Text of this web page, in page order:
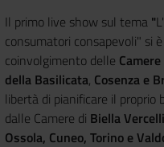
Il primo live show sul tema "
consumatori consapevoli" si
coinvolgimento delle
della Basilicata, Cosenza e
libertà di pianificare il proprio
dalle Camere di Biella
Ossola, Cuneo, Torino e